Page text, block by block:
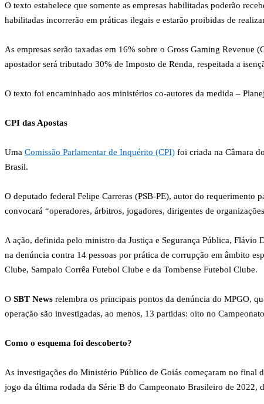
O texto estabelece que somente as empresas habilitadas poderão
habilitadas incorrerão em práticas ilegais e estarão proibidas de
As empresas serão taxadas em 16% sobre o Gross Gaming
apostador será tributado 30% de Imposto de Renda, respeitada a
O texto foi encaminhado aos ministérios co-autores da medida –
CPI das Apostas
Uma Comissão Parlamentar de Inquérito (CPI) foi criada na Câmara
Brasil.
O deputado federal Felipe Carreras (PSB-PE), autor do requerimento
convocará “operadores, árbitros, jogadores, dirigentes de
A ação, definida pelo ministro da Justiça e Segurança Pública,
na denúncia contra 14 pessoas por prática de corrupção em âmbito
Clube, Sampaio Corrêa Futebol Clube e da Tombense Futebol Clube.
O SBT News relembra os principais pontos da denúncia do MPGO,
operação são investigadas, ao menos, 13 partidas: oito no
Como o esquema foi descoberto?
As investigações do Ministério Público de Goiás começaram no
jogo da última rodada da Série B do Campeonato Brasileiro de 2022,